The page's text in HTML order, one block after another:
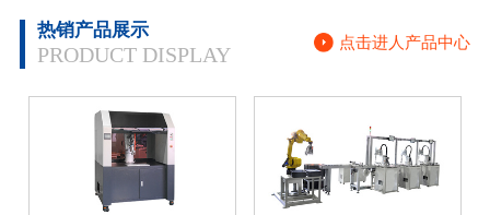
热销产品展示
PRODUCT DISPLAY
点击进人产品中心